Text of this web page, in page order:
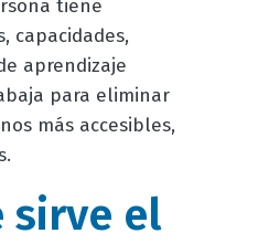
tiene
capacidades,
aprendizaje
para eliminar
más accesibles,
sirve el